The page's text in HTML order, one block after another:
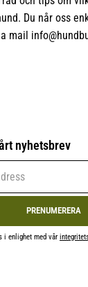
Du når oss
mail
nyhetsbrev
PRENUMERERA
i enlighet med vår